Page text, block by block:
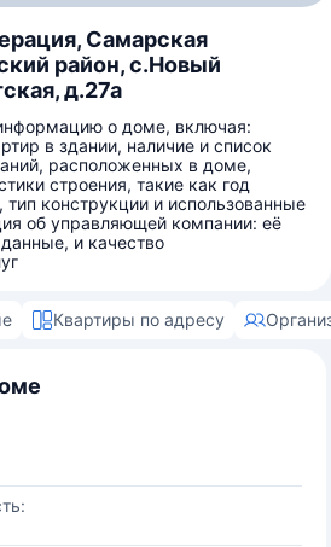
Самарская
район, с.Новый
д.27а
о доме, включая:
в здании, наличие и список
расположенных в доме,
строения, такие как год
тип конструкции и использованные
об управляющей компании: её
и качество
Квартиры по адресу